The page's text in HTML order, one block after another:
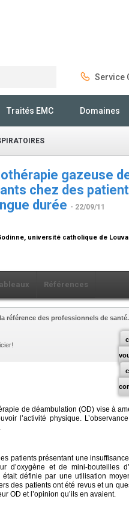
Service
Traités EMC Domaines
gazeuse
chez des
durée - 22/09/11
université catholique de
Références
référence des professionnels de santé.
de déambulation (OD) vise à
l’activité physique.
patients présentant une
d’oxygène et de mini-bouteilles
était définie par une utilisation
des patients ont été revus et un
OD et l’opinion qu’ils en avaient.